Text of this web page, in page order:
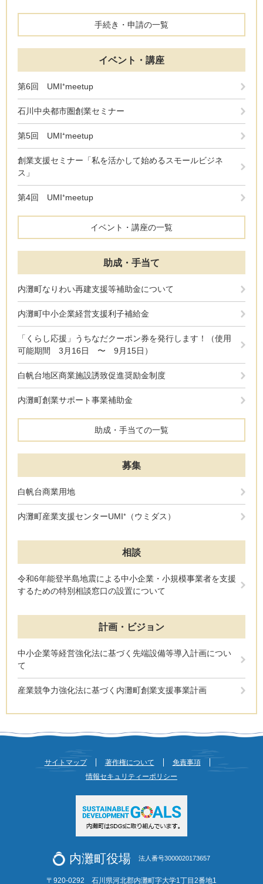
手続き・申請の一覧
イベント・講座
第6回 UMI⁺meetup
石川中央都市圏創業セミナー
第5回 UMI⁺meetup
創業支援セミナー「私を活かして始めるスモールビジネ
ス」
第4回 UMI⁺meetup
イベント・講座の一覧
助成・手当て
内灘町なりわい再建支援等補助金について
内灘町中小企業経営支援利子補給金
「くらし応援」うちなだクーポン券を発行します！（使用
可能期間 3月16日 〜 9月15日）
白帆台地区商業施設誘致促進奨励金制度
内灘町創業サポート事業補助金
助成・手当ての一覧
募集
白帆台商業用地
内灘町産業支援センターUMI⁺（ウミダス）
相談
令和6年能登半島地震による中小企業・小規模事業者を支援
するための特別相談窓口の設置について
計画・ビジョン
中小企業等経営強化法に基づく先端設備等導入計画につい
て
産業競争力強化法に基づく内灘町創業支援事業計画
サイトマップ 著作権について
免責事項
情報セキュリティーポリシー
内灘町役場 法人番号3000020173657
〒920-0292 石川県河北郡内灘町字大学1丁目2番地1